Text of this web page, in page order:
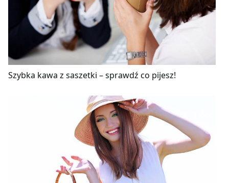
Szybka kawa z saszetki – sprawdź co pijesz!